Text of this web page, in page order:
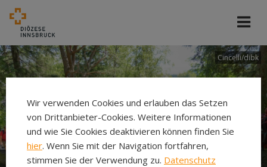
Cincelli/dibk
Wir verwenden Cookies und erlauben das Setzen
von Drittanbieter-Cookies. Weitere Informationen
und wie Sie Cookies deaktivieren können finden Sie
hier. Wenn Sie mit der Navigation fortfahren,
stimmen Sie der Verwendung zu. Datenschutz